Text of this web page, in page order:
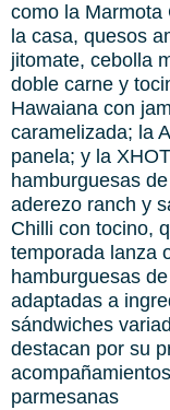
como la Marmota
la casa, quesos
jitomate, cebolla
doble carne y
Hawaiana con
caramelizada; la
panela; y la
hamburguesas
aderezo ranch y
Chilli con tocino,
temporada lanza
hamburguesas
adaptadas a
sándwiches
destacan por su
parmesanas